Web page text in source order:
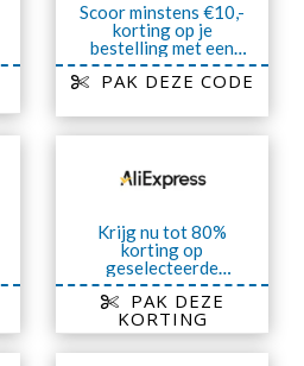
Scoor minstens €10,-
korting op je
bestelling met een
Alibaba kortingscode
PAK DEZE CODE
Krijg nu tot 80%
korting op
geselecteerde
artikelen van
AliExpress
PAK DEZE
KORTING